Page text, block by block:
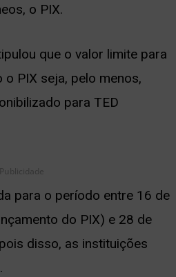
o PIX.
que o valor limite para
PIX seja, pelo menos,
para TED
Publicidade
para o período entre 16 de
do PIX) e 28 de
disso, as instituições